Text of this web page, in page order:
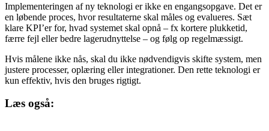
Implementeringen af ny teknologi er ikke en engangsopgave. Det er
en løbende proces, hvor resultaterne skal måles og evalueres. Sæt
klare KPI’er for, hvad systemet skal opnå – fx kortere plukketid,
færre fejl eller bedre lagerudnyttelse – og følg op regelmæssigt.
Hvis målene ikke nås, skal du ikke nødvendigvis skifte system, men
justere processer, oplæring eller integrationer. Den rette teknologi er
kun effektiv, hvis den bruges rigtigt.
Læs også: